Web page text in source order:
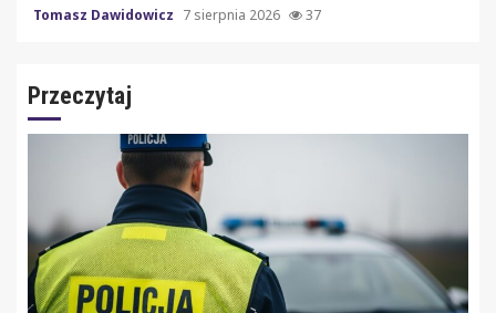
Tomasz Dawidowicz 7 sierpnia 2026 37
Przeczytaj